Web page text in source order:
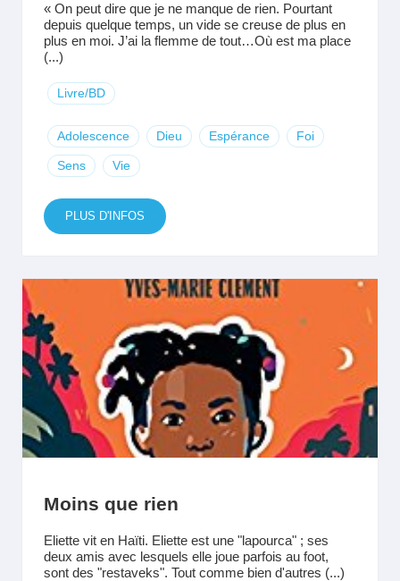
« On peut dire que je ne manque de rien. Pourtant
depuis quelque temps, un vide se creuse de plus en
plus en moi. J’ai la flemme de tout…Où est ma place
(...)
Livre/BD
Adolescence Dieu Espérance Foi
Sens Vie
PLUS D'INFOS
Moins que rien
Eliette vit en Haïti. Eliette est une "lapourca" ; ses
deux amis avec lesquels elle joue parfois au foot,
sont des "restaveks". Tout comme bien d'autres (...)